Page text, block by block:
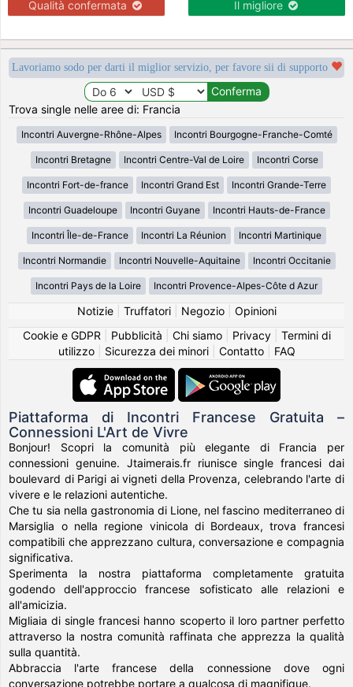
Qualità confermata Il migliore
Lavoriamo sodo per darti il miglior servizio, per favore sii di supporto
Trova single nelle aree di: Francia
Incontri Auvergne-Rhône-Alpes Incontri Bourgogne-Franche-Comté
Incontri Bretagne Incontri Centre-Val de Loire Incontri Corse
Incontri Fort-de-france Incontri Grand Est Incontri Grande-Terre
Incontri Guadeloupe Incontri Guyane Incontri Hauts-de-France
Incontri Île-de-France Incontri La Réunion Incontri Martinique
Incontri Normandie Incontri Nouvelle-Aquitaine Incontri Occitanie
Incontri Pays de la Loire Incontri Provence-Alpes-Côte d Azur
Notizie| Truffatori| Negozio| Opinioni
Cookie e GDPR
Pubblicità Chi siamo| Privacy| Termini di
utilizzo| Sicurezza dei minori| Contatto| FAQ
Piattaforma di Incontri Francese Gratuita –
Connessioni L'Art de Vivre
Bonjour! Scopri la comunità più elegante di Francia per
connessioni genuine. Jtaimerais.fr riunisce single francesi dai
boulevard di Parigi ai vigneti della Provenza, celebrando l'arte di
vivere e le relazioni autentiche.
Che tu sia nella gastronomia di Lione, nel fascino mediterraneo di
Marsiglia o nella regione vinicola di Bordeaux, trova francesi
compatibili che apprezzano cultura, conversazione e compagnia
significativa.
Sperimenta la nostra piattaforma completamente gratuita
godendo dell'approccio francese sofisticato alle relazioni e
all'amicizia.
Migliaia di single francesi hanno scoperto il loro partner perfetto
attraverso la nostra comunità raffinata che apprezza la qualità
sulla quantità.
Abbraccia l'arte francese della connessione dove ogni
conversazione potrebbe portare a qualcosa di magnifique.